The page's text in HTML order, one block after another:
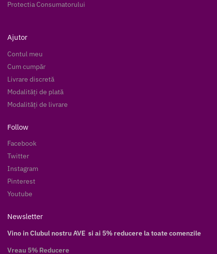
Protectia Consumatorului
Ajutor
Contul meu
Cum cumpăr
Livrare discretă
Modalități de plată
Modalități de livrare
Follow
Facebook
Twitter
Instagram
Pinterest
Youtube
Newsletter
Vino in Clubul nostru AVE si ai 5% reducere la toate comenzile
Vreau 5% Reducere